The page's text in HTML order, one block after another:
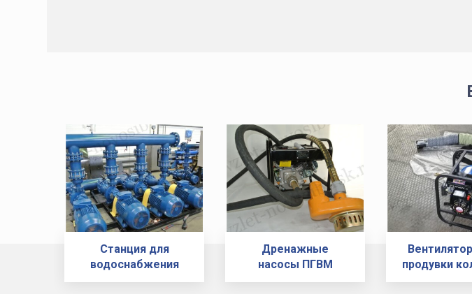
Станция для
водоснабжения
Дренажные
насосы ПГВМ
продувки